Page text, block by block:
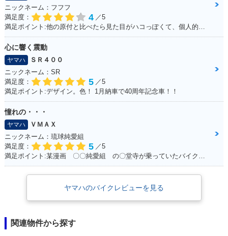
ニックネーム：フフフ
満足度：
4 ／5
満足ポイント:他の原付と比べたら見た目がハコっぽくて、個人的に好みのデザインだった為3年程前に購入。 毎日通勤の足に利用していますが、これといった不都合もなく、いつも快適な通勤ができています。 特にシートが長く広いので、私(180cmの男性)でもゆったり座れて、たまにする遠出でも疲れにくいです。
心に響く震動
ヤマハ
ＳＲ４００
ニックネーム：SR
満足度：
5 ／5
満足ポイント:デザイン。色！ 1月納車で40周年記念車！！
憧れの・・・
ヤマハ
ＶＭＡＸ
ニックネーム：琉球純愛組
満足度：
5 ／5
満足ポイント:某漫画 〇〇純愛組 の〇堂寺が乗っていたバイク。。。 私もジャックナイフを決めたいと思い、毎日学校にも行かず土方のバイトをしてためた150万 荒馬のようなハンドリング、じゃじゃ馬のような加速。。。全てが最高でした！ 20年たった今でもガレージでしっかり現役です！！最高の相棒ですよ！！
ヤマハのバイクレビューを見る
関連物件から探す